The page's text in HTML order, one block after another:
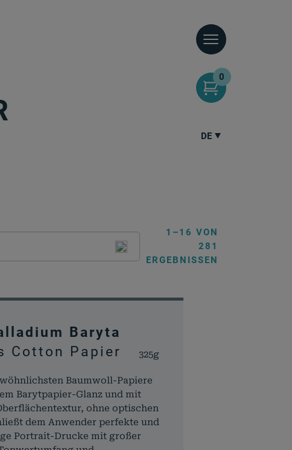
0
DE
1–16 VON
281
ERGEBNISSEN
Baryta
Cotton Papier
325g
Baumwoll-Papiere
Barytpapier-Glanz und mit
ohne optischen
dem Anwender perfekte und
Portrait-Drucke mit großer